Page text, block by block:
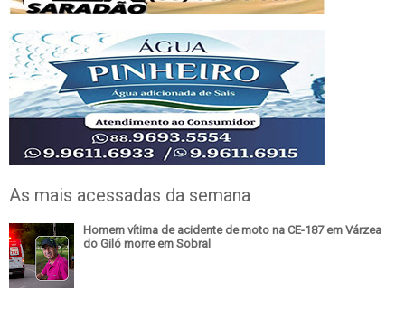
As mais acessadas da semana
Homem vítima de acidente de moto na CE-187 em Várzea
do Giló morre em Sobral